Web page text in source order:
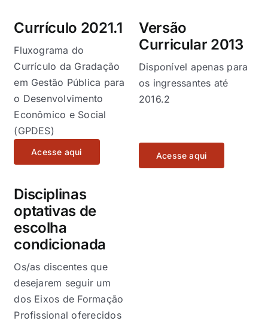
Comunicação
Buscar
resultados
para:
Currículo 2021.1
Fluxograma do
Currículo da Gradação
em Gestão Pública para
o Desenvolvimento
Econômico e Social
(GPDES)
Acesse aqui
Versão
Curricular 2013
Disponível apenas para
os ingressantes até
2016.2
Acesse aqui
Disciplinas
optativas de
escolha
condicionada
Os/as discentes que
desejarem seguir um
dos Eixos de Formação
Profissional oferecidos